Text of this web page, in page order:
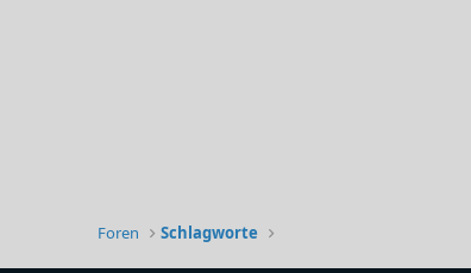
Foren Schlagworte